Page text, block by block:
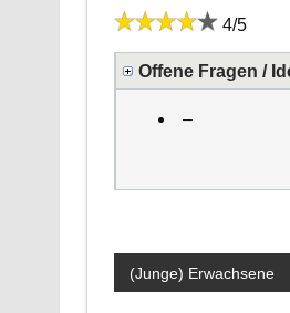
4/5
Offene Fragen /
–
(Junge) Erwachsene